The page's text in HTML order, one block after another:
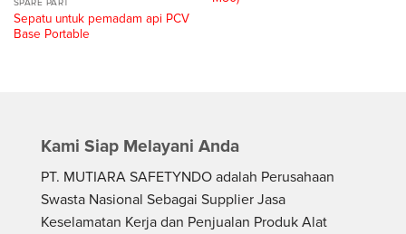
SPARE PART
Sepatu untuk pemadam api PCV
Base Portable
Kami Siap Melayani Anda
PT. MUTIARA SAFETYNDO adalah Perusahaan
Swasta Nasional Sebagai Supplier Jasa
Keselamatan Kerja dan Penjualan Produk Alat